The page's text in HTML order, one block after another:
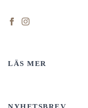
LÄS MER